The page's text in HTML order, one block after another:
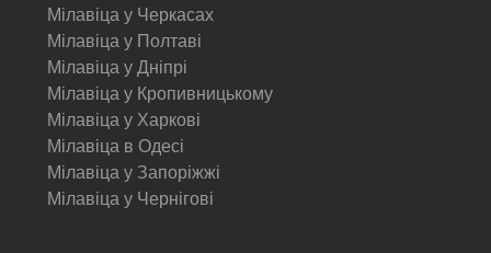
Мілавіца у Черкасах
Мілавіца у Полтаві
Мілавіца у Дніпрі
Мілавіца у Кропивницькому
Мілавіца у Харкові
Мілавіца в Одесі
Мілавіца у Запоріжжі
Мілавіца у Чернігові